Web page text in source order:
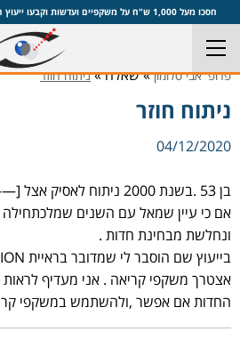
חסכו מעל 1,000 ש"ח על משקפיים ועדשות וקבעו ייעוץ חינם עם פרופ' אבי סלומון,
פרופ' אבי סלומון» שאלה »ניתוח חוזר
ניתוח חוזר
04/12/2020
בן 53 .בשנת 2000 ניתוח
אם כי עיין שמאל עם השנים
ונחלשת מבחינת חדות .
אצטרך משקפי קריאה . אני מעדיף לראות
החדות אם אפשר ,ולהשתמש במשקפי